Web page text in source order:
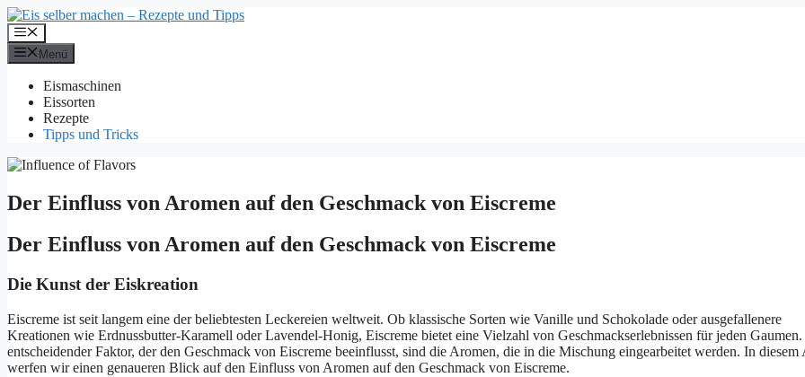
Zum
Inhalt
springen
Menü
Menü
Eismaschinen
Eissorten
Rezepte
Tipps und Tricks
Der Einfluss von Aromen auf den Geschmack von Eiscreme
Der Einfluss von Aromen auf den Geschmack von Eiscreme
Die Kunst der Eiskreation
Eiscreme ist seit langem eine der beliebtesten Leckereien weltweit. Ob klassische Sorten wie Vanille und Schokolade oder ausgefallenere
Kreationen wie Erdnussbutter-Karamell oder Lavendel-Honig, Eiscreme bietet eine Vielzahl von Geschmackserlebnissen für jeden
entscheidender Faktor, der den Geschmack von Eiscreme beeinflusst, sind die Aromen, die in die Mischung eingearbeitet werden. In
werfen wir einen genaueren Blick auf den Einfluss von Aromen auf den Geschmack von Eiscreme.